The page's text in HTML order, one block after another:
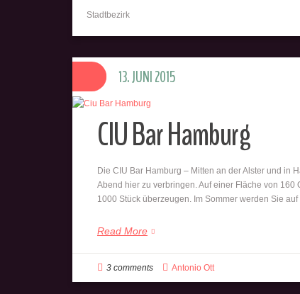
Stadtbezirk
CIU Bar Hamburg
Die CIU Bar Hamburg – Mitten an der Alster und in
Abend hier zu verbringen. Auf einer Fläche von
1000 Stück überzeugen. Im Sommer werden Sie
Read More
13. JUNI 2015
3 comments Antonio Ott